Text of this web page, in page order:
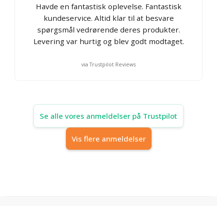
Havde en fantastisk oplevelse. Fantastisk
kundeservice. Altid klar til at besvare
spørgsmål vedrørende deres produkter.
Levering var hurtig og blev godt modtaget.
via Trustpilot Reviews
Se alle vores anmeldelser på Trustpilot
Vis flere anmeldelser